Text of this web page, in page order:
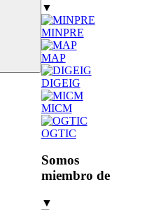
▼
MINPRE
MAP
DIGEIG
MICM
OGTIC
Somos
miembro de
▼